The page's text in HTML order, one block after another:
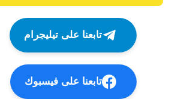
تابعنا على تيليجرام
تابعنا على فيسبوك